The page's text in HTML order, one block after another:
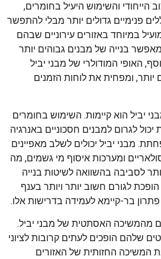
הייחודי והשימוש היעיל בחומרים,
פנימיים גדולים יותר מבלי להתפשר
במיוחד באזורים עירוניים שבהם
בנייה של מבנים גבוהים יותר
האופי המודולרי של מבני יביל
יותר, ומפחית את לוחות הזמנים
יביל הוא קיימות. השימוש בחומרים
יכול לגרום למבנים חסכוניים באנרגיה
מבני יביל יכולים לשלב מאפיינים
ומערכות איסוף מי גשמים, מה
לסביבה בהשוואה לשיטות בנייה
לגורם חשוב יותר ויותר בענף
פתרון בר-קיימא לעמידה בדרישות אלו.
מהמשיכה האסתטית של מבני יביל.
שלהם הופכים לעתים קרובות לציוני
המשיכה החזותית של האזורים